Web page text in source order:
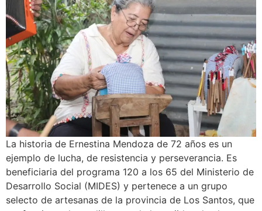
La historia de Ernestina Mendoza de 72 años es un
ejemplo de lucha, de resistencia y perseverancia. Es
beneficiaria del programa 120 a los 65 del Ministerio de
Desarrollo Social (MIDES) y pertenece a un grupo
selecto de artesanas de la provincia de Los Santos, que